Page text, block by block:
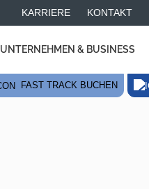
KARRIERE KONTAKT
UNTERNEHMEN & BUSINESS
FAST TRACK BUCHEN